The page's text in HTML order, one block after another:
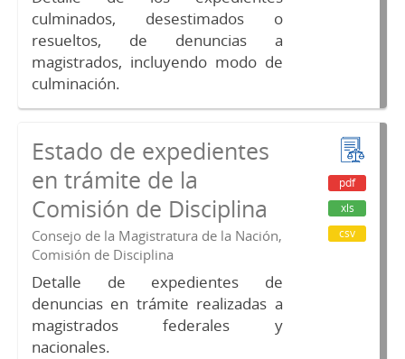
culminados, desestimados o
resueltos, de denuncias a
magistrados, incluyendo modo de
culminación.
Estado de expedientes
en trámite de la
Comisión de Disciplina
Consejo de la Magistratura de la Nación,
Comisión de Disciplina
Detalle de expedientes de
denuncias en trámite realizadas a
magistrados federales y
nacionales.
pdf
xls
csv